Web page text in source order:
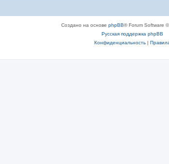
Создано на основе phpBB® Forum Software
Русская поддержка phpBB
Конфиденциальность|